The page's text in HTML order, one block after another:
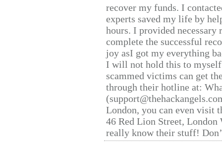
recover my funds. I
experts saved my life by
hours. I provided
complete the successful
joy asI got my everything
I will not hold this to
scammed victims can get
through their hotline at:
London, you can even visit
46 Red Lion Street, London
really know their stuff!